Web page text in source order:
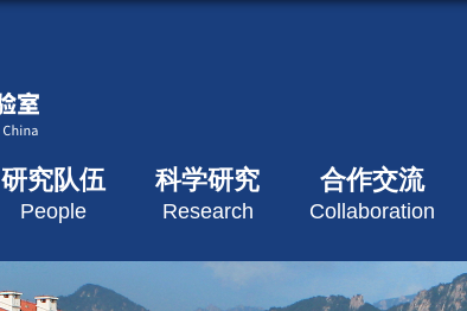
研究队伍
People
科学研究
Research
合作交流
Collaboration